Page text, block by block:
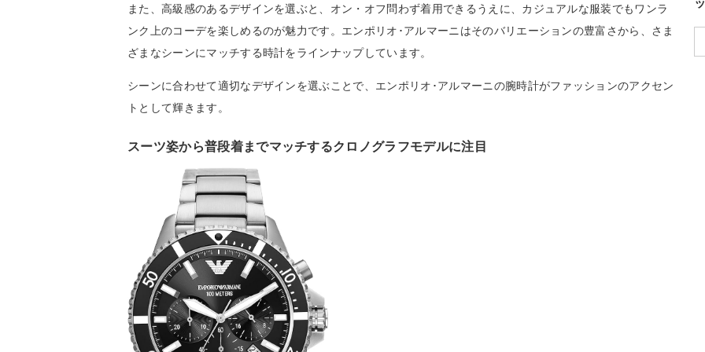
また、高級感のあるデザインを選ぶと、オン・オフ問わず着用できるうえに、カジュアルな服装でもワンラ
ンク上のコーデを楽しめるのが魅力です。エンポリオ･アルマーニはそのバリエーションの豊富さから、さま
ざまなシーンにマッチする時計をラインナップしています。
シーンに合わせて適切なデザインを選ぶことで、エンポリオ･アルマーニの腕時計がファッションのアクセン
トとして輝きます。
スーツ姿から普段着までマッチするクロノグラフモデルに注目